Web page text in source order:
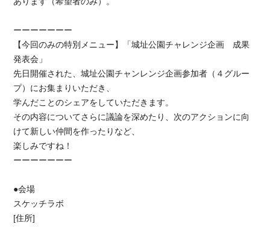
ーーーーーーー
【今回のみの特別メニュー】「城址公園チャレンジ企画 成果
発表会」
先日開催された、城址公園チャンレンジ企画参加者（４グルー
プ）にお集まりいただき、
学んだことのシェアをしていただきます。
その内容についてさらに議論を深めたり、次のアクションに向
けて新しい仲間を作ったりなど、
楽しみですね！
ーーーーーーー
●会場
スケッチラボ
[住所]